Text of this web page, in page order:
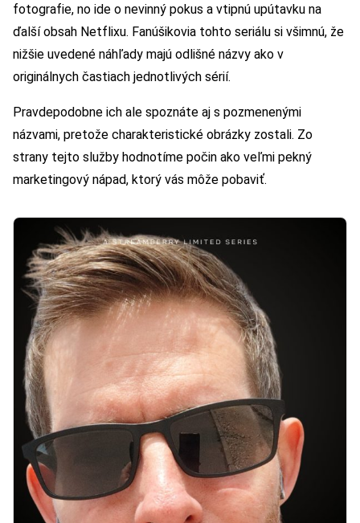
fotografie, no ide o nevinný pokus a vtipnú upútavku na
ďalší obsah Netflixu. Fanúšikovia tohto seriálu si všimnú, že
nižšie uvedené náhľady majú odlišné názvy ako v
originálnych častiach jednotlivých sérií.
Pravdepodobne ich ale spoznáte aj s pozmenenými
názvami, pretože charakteristické obrázky zostali. Zo
strany tejto služby hodnotíme počin ako veľmi pekný
marketingový nápad, ktorý vás môže pobaviť.